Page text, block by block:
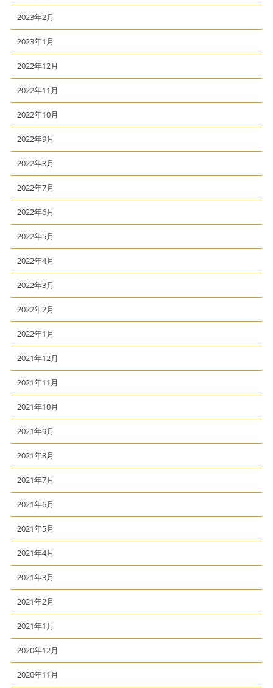
2023年2月
2023年1月
2022年12月
2022年11月
2022年10月
2022年9月
2022年8月
2022年7月
2022年6月
2022年5月
2022年4月
2022年3月
2022年2月
2022年1月
2021年12月
2021年11月
2021年10月
2021年9月
2021年8月
2021年7月
2021年6月
2021年5月
2021年4月
2021年3月
2021年2月
2021年1月
2020年12月
2020年11月